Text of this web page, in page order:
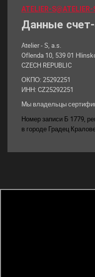
ATELIER-S@ATELIER-
Данные
Atelier - S, a.s.
Oflenda 10, 539 01
CZECH REPUBLIC
ОКПО: 25292251
ИНН: CZ25292251
Mы владельцы
Номер записи Б 1779,
в городе Градец